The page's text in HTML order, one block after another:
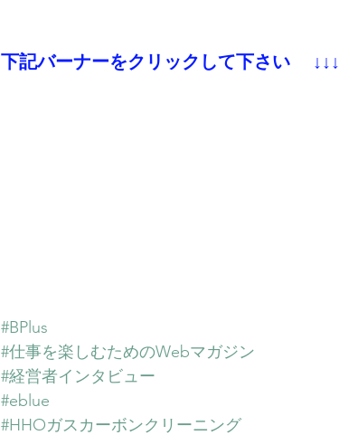
下記バーナーをクリックして下さい 　↓↓↓
#BPlus
#仕事を楽しむためのWebマガジン
#経営者インタビュー
#eblue
#HHOガスカーボンクリーニング